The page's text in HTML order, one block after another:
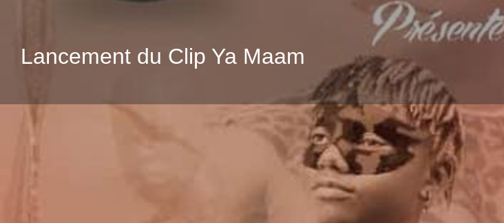
Lancement du Clip Ya Maam
Détails
Laisser un avis Ajouter aux favoris